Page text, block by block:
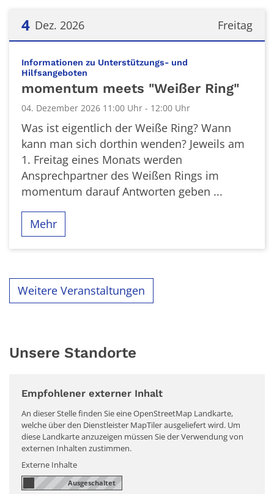
Freitag
4 Dez. 2026
Informationen zu Unterstützungs- und
Hilfsangeboten
momentum meets "Weißer Ring"
04. Dezember 2026 11:00 Uhr - 12:00 Uhr
Was ist eigentlich der Weiße Ring? Wann
kann man sich dorthin wenden? Jeweils am
1. Freitag eines Monats werden
Ansprechpartner des Weißen Rings im
momentum darauf Antworten geben ...
Mehr
Weitere Veranstaltungen
Unsere Standorte
Empfohlener externer Inhalt
An dieser Stelle finden Sie eine OpenStreetMap Landkarte,
welche über den Dienstleister MapTiler ausgeliefert wird. Um
diese Landkarte anzuzeigen müssen Sie der Verwendung von
externen Inhalten zustimmen.
Externe Inhalte